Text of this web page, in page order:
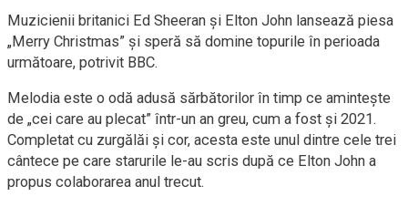
Muzicienii britanici Ed Sheeran şi Elton John lansează piesa
„Merry Christmas” și speră să domine topurile în perioada
următoare, potrivit BBC.
Melodia este o odă adusă sărbătorilor în timp ce aminteşte
de „cei care au plecat” într-un an greu, cum a fost şi 2021.
Completat cu zurgălăi şi cor, acesta este unul dintre cele trei
cântece pe care starurile le-au scris după ce Elton John a
propus colaborarea anul trecut.